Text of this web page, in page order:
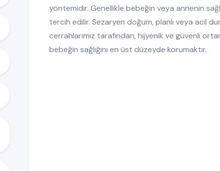
yöntemidir. Genellikle bebeğin veya annenin
tercih edilir. Sezaryen doğum, planlı veya acil
cerrahlarımız tarafından, hijyenik ve güvenli
bebeğin sağlığını en üst düzeyde korumaktır.